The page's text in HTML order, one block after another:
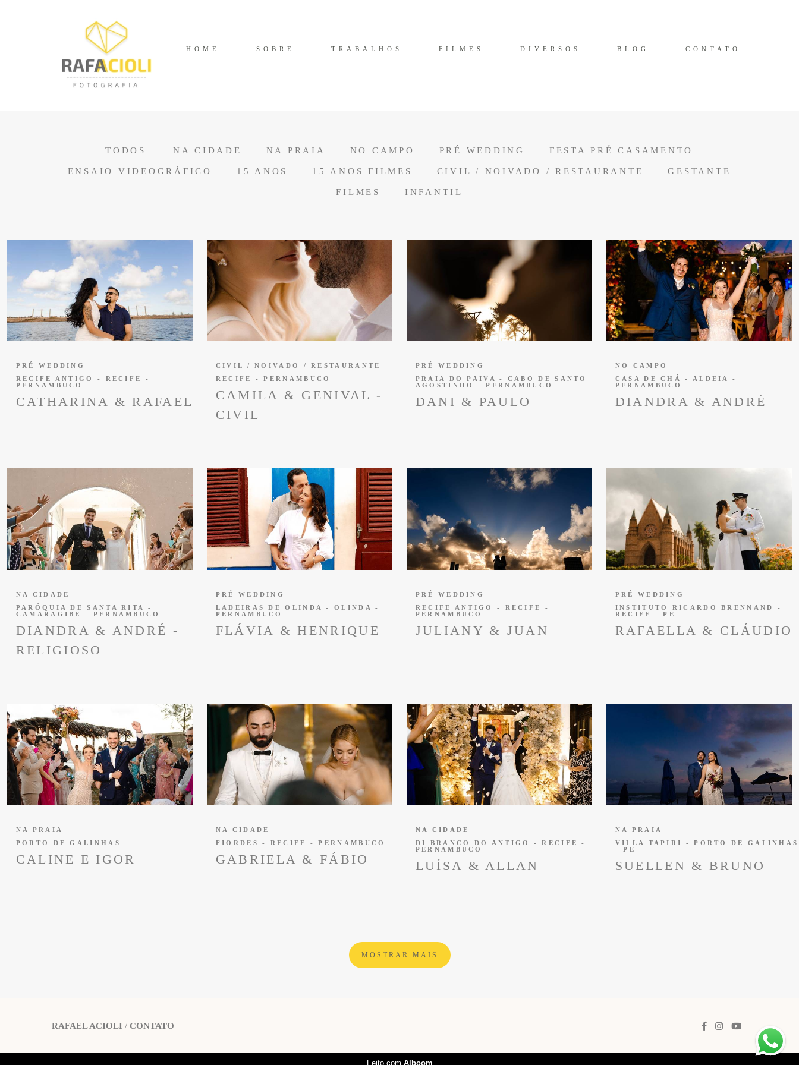
HOME SOBRE TRABALHOS FILMES DIVERSOS BLOG CONTATO
TODOS NA CIDADE NA PRAIA NO CAMPO PRÉ WEDDING FESTA PRÉ CASAMENTO
ENSAIO VIDEOGRÁFICO 15 ANOS 15 ANOS FILMES CIVIL / NOIVADO / RESTAURANTE GESTANTE
FILMES INFANTIL
CATHARINA & RAFAEL
PRÉ WEDDING
RECIFE ANTIGO - RECIFE -
PERNAMBUCO
CAMILA & GENIVAL -
CIVIL
CIVIL / NOIVADO / RESTAURANTE
RECIFE - PERNAMBUCO
DANI & PAULO
PRÉ WEDDING
PRAIA DO PAIVA - CABO DE SANTO
AGOSTINHO - PERNAMBUCO
DIANDRA & ANDRÉ
NO CAMPO
CASA DE CHÁ - ALDEIA -
PERNAMBUCO
DIANDRA & ANDRÉ -
RELIGIOSO
NA CIDADE
PARÓQUIA DE SANTA RITA -
CAMARAGIBE - PERNAMBUCO
FLÁVIA & HENRIQUE
PRÉ WEDDING
LADEIRAS DE OLINDA - OLINDA -
PERNAMBUCO
JULIANY & JUAN
PRÉ WEDDING
RECIFE ANTIGO - RECIFE -
PERNAMBUCO
RAFAELLA & CLÁUDIO
PRÉ WEDDING
INSTITUTO RICARDO BRENNAND -
RECIFE - PE
CALINE E IGOR
NA PRAIA
PORTO DE GALINHAS
GABRIELA & FÁBIO
NA CIDADE
FIORDES - RECIFE - PERNAMBUCO
LUÍSA & ALLAN
NA CIDADE
DI BRANCO DO ANTIGO - RECIFE -
PERNAMBUCO
SUELLEN & BRUNO
NA PRAIA
VILLA TAPIRI - PORTO DE GALINHAS
- PE
MOSTRAR MAIS
RAFAEL ACIOLI / CONTATO
Feito com Alboom